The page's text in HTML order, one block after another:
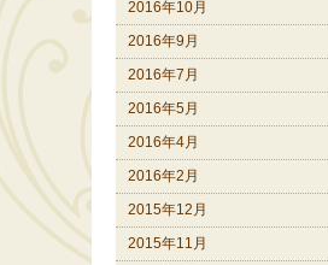
2016年10月
2016年9月
2016年7月
2016年5月
2016年4月
2016年2月
2015年12月
2015年11月